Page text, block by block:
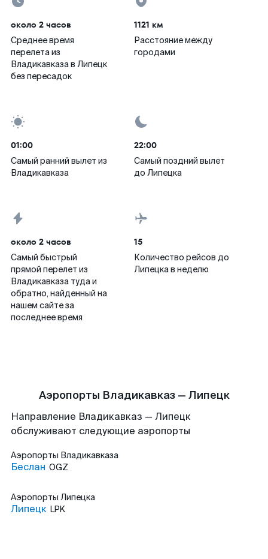
около 2 часов
Среднее время
перелета из
Владикавказа в Липецк
без пересадок
1121 км
Расстояние между
городами
01:00
Самый ранний вылет из
Владикавказа
22:00
Самый поздний вылет
до Липецка
около 2 часов
Самый быстрый
прямой перелет из
Владикавказа туда и
обратно, найденный на
нашем сайте за
последнее время
15
Количество рейсов до
Липецка в неделю
Аэропорты Владикавказ — Липецк
Направление Владикавказ — Липецк
обслуживают следующие аэропорты
Аэропорты Владикавказа
Беслан OGZ
Аэропорты Липецка
Липецк LPK